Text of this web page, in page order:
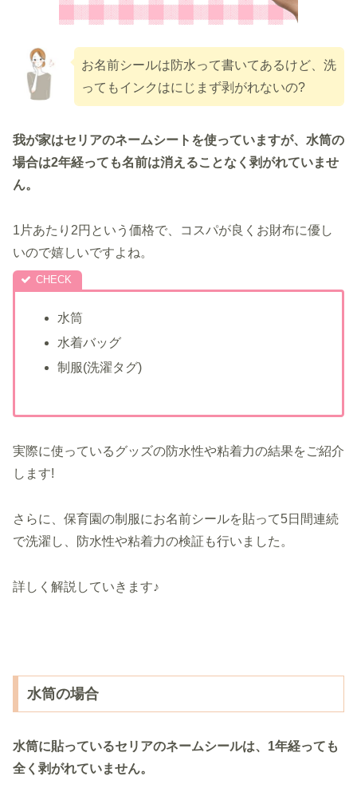
お名前シールは防水って書いてあるけど、洗
ってもインクはにじまず剥がれないの?
我が家はセリアのネームシートを使っていますが、水筒の
場合は2年経っても名前は消えることなく剥がれていませ
ん。
1片あたり2円という価格で、コスパが良くお財布に優し
いので嬉しいですよね。
水筒
水着バッグ
制服(洗濯タグ)
実際に使っているグッズの防水性や粘着力の結果をご紹介
します!
さらに、保育園の制服にお名前シールを貼って5日間連続
で洗濯し、防水性や粘着力の検証も行いました。
詳しく解説していきます♪
水筒の場合
水筒に貼っているセリアのネームシールは、1年経っても
全く剥がれていません。